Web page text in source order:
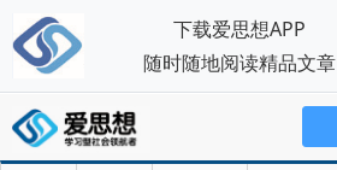
下载爱思想APP
随时随地阅读精品文章